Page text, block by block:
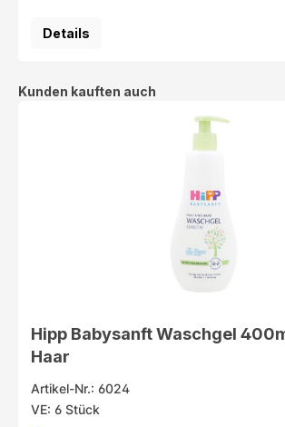
Details
Produktgalerie überspringen
Kunden kauften auch
Hipp Babysanft Waschgel
Haar
Artikel-Nr.: 6024
VE: 6 Stück